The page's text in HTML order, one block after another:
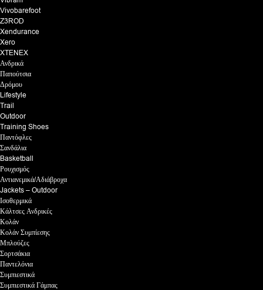
Vivobarefoot
Z3ROD
Xendurance
Xero
XTENEX
Ανδρικά
Παπούτσια
Δρόμου
Lifestyle
Trail
Outdoor
Training Shoes
Παντόφλες
Σανδάλια
Basketball
Ρουχισμός
Αντιανεμικά/Αδιάβροχα
Jackets – Outdoor
Ισοθερμικά
Κάλτσες Ανδρικές
Κολάν
Κολάν Συμπίεσης
Μπλούζες
Σορτσάκια
Παντελόνια
Συμπιεστικά
Συμπιεστικά Γάμπας